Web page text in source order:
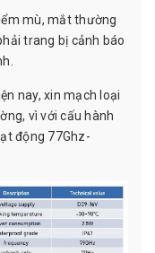
mù, mắt thường
trang bị cảnh báo
nay, xin mạch loại
vì với cấu hành
động 77Ghz-